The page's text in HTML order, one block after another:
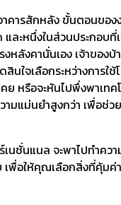
คารสักหลัง ขั้นตอนของ
ละหนึ่งในส่วนประกอบที่
หลังคานั่นเอง เจ้าของ
นใจเลือกระหว่างการใ
หรือจะหันไปพึ่งพาเทค
ามแม่นยำสูงกว่า เพื่อช่
นชั่นแนล จะพาไปทำควา
เพื่อให้คุณเลือกสิ่งที่คุ้มค่